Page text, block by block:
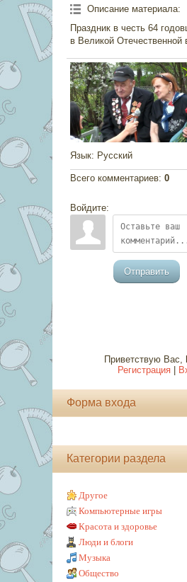
Описание материала:
Праздник в честь 64
в Великой Отечественной
Язык: Русский
Всего комментариев: 0
Войдите:
Отправить
Приветствую Вас
Регистрация|
Форма входа
Категории раздела
Другое
Компьютерные игры
Красота и здоровье
Люди и блоги
Музыка
Общество